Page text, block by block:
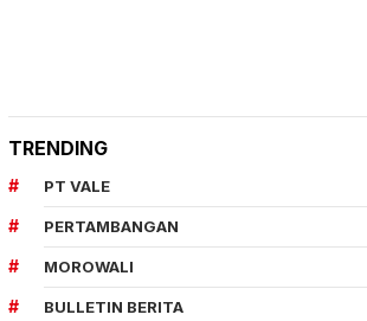
TRENDING
PT VALE
PERTAMBANGAN
MOROWALI
BULLETIN BERITA